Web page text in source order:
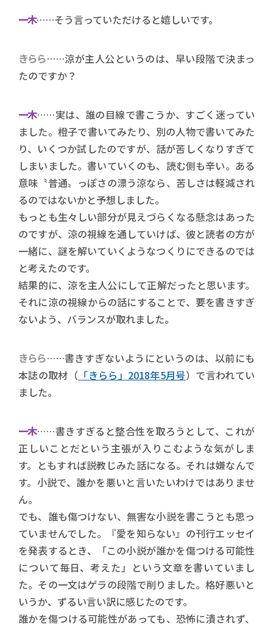
一木……そう言っていただけると嬉しいです。
きらら……涼が主人公というのは、早い段階で決まっ
たのですか？
一木……実は、誰の目線で書こうか、すごく迷ってい
ました。橙子で書いてみたり、別の人物で書いてみた
り、いくつか試したのですが、話が苦しくなりすぎて
しまいました。書いていくのも、読む側も辛い。ある
意味〝普通〟っぽさの漂う涼なら、苦しさは軽減され
るのではないかと予想しました。
もっとも生々しい部分が見えづらくなる懸念はあった
のですが、涼の視線を通していけば、彼と読者の方が
一緒に、謎を解いていくようなつくりにできるのでは
と考えたのです。
結果的に、涼を主人公にして正解だったと思います。
それに涼の視線からの話にすることで、要を書きすぎ
ないよう、バランスが取れました。
きらら……書きすぎないようにというのは、以前にも
本誌の取材（ 「きらら」2018年5月号）で言われてい
ました。
一木……書きすぎると整合性を取ろうとして、これが
正しいことだという主張が入りこむような気がしま
す。ともすれば説教じみた話になる。それは嫌なんで
す。小説で、誰かを悪いと言いたいわけではありませ
ん。
でも、誰も傷つけない、無害な小説を書こうとも思っ
ていませんでした。『愛を知らない』の刊行エッセイ
を発表するとき、「この小説が誰かを傷つける可能性
について毎日、考えた」という文章を書いていまし
た。その一文はゲラの段階で削りました。格好悪いと
いうか、ずるい言い訳に感じたのです。
誰かを傷つける可能性があっても、恐怖に潰されず、